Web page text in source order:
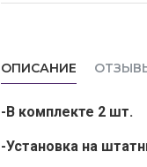
ОПИСАНИЕ
-В комплекте 2 шт.
-Установка на